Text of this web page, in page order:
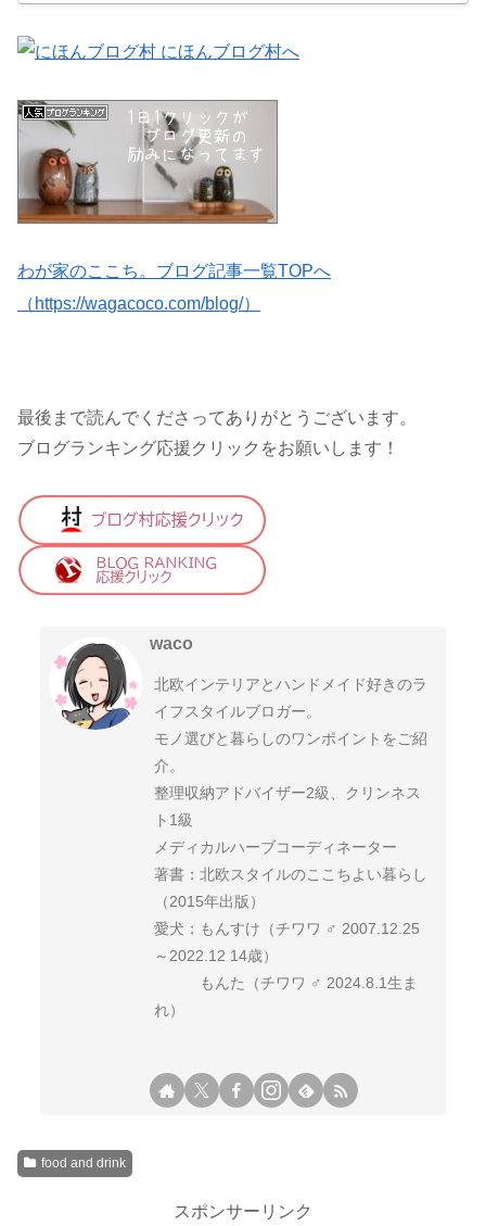
わが家のここち。ブログ記事一覧TOPへ
（https://wagacoco.com/blog/）
最後まで読んでくださってありがとうございます。
ブログランキング応援クリックをお願いします！
waco
北欧インテリアとハンドメイド好きのラ
イフスタイルブロガー。
モノ選びと暮らしのワンポイントをご紹
介。
整理収納アドバイザー2級、クリンネス
ト1級
メディカルハーブコーディネーター
著書：北欧スタイルのここちよい暮らし
（2015年出版）
愛犬：もんすけ（チワワ ♂ 2007.12.25
～2022.12 14歳）
もんた（チワワ ♂ 2024.8.1生ま
れ）
food and drink
スポンサーリンク